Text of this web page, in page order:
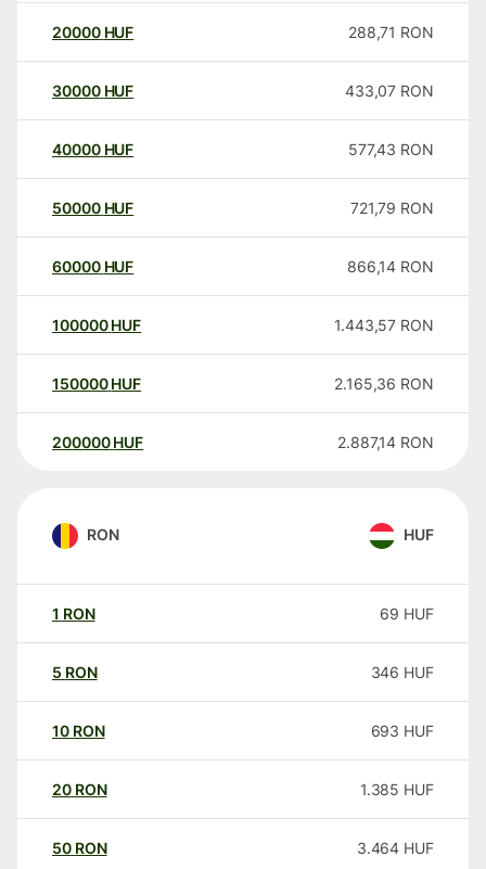
20000 HUF 288,71 RON
30000 HUF 433,07 RON
40000 HUF 577,43 RON
50000 HUF 721,79 RON
60000 HUF 866,14 RON
100000 HUF 1.443,57 RON
150000 HUF 2.165,36 RON
200000 HUF 2.887,14 RON
RON HUF
1 RON 69 HUF
5 RON 346 HUF
10 RON 693 HUF
20 RON 1.385 HUF
50 RON 3.464 HUF